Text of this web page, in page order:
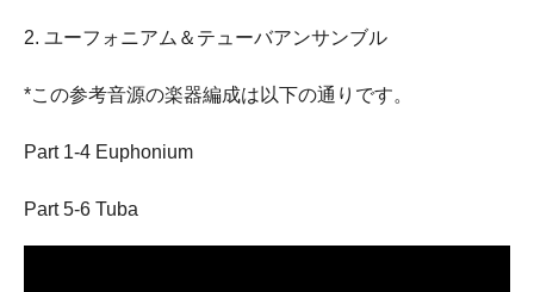
2. ユーフォニアム＆テューバアンサンブル
*この参考音源の楽器編成は以下の通りです。
Part 1-4 Euphonium
Part 5-6 Tuba